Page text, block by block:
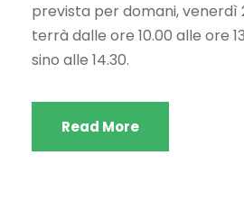
prevista per domani, venerdì
terrà dalle ore 10.00 alle ore
sino alle 14.30.
Read More